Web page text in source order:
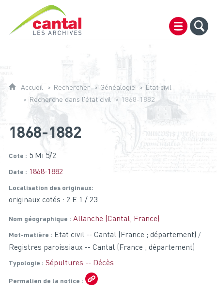
Archives du Cantal
Accueil Rechercher Généalogie
État civil
Recherche dans l'état civil
1868-1882
1868-1882
Cote 5 Mi 5/2
Date 1868-1882
Localisation des originaux
originaux cotés : 2 E 1 / 23
Nom géographique Allanche (Cantal, France)
Mot-matière
Etat civil -- Cantal (France ; département)
Registres paroissiaux -- Cantal (France ; département)
Typologie Sépultures -- Décès
Permalien de la notice